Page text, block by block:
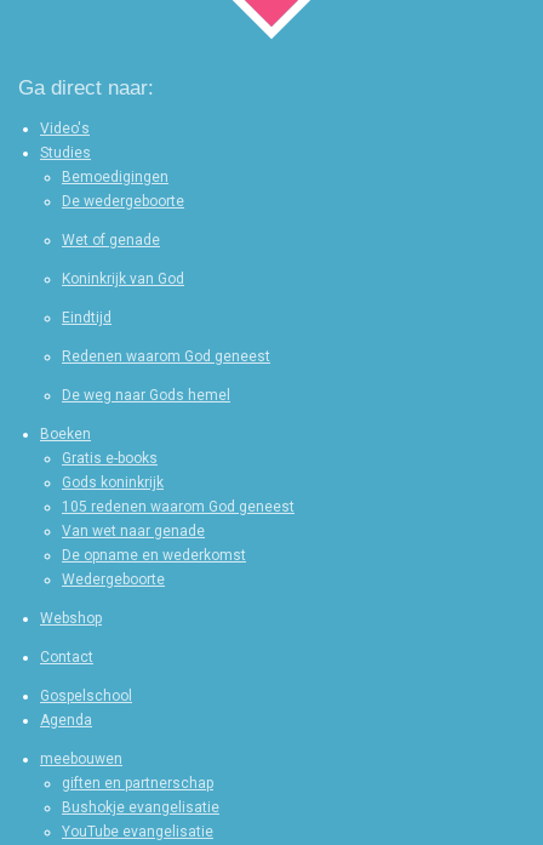
Ga direct naar:
Video's
Studies
Bemoedigingen
De wedergeboorte
Wet of genade
Koninkrijk van God
Eindtijd
Redenen waarom God geneest
De weg naar Gods hemel
Boeken
Gratis e-books
Gods koninkrijk
105 redenen waarom God geneest
Van wet naar genade
De opname en wederkomst
Wedergeboorte
Webshop
Contact
Gospelschool
Agenda
meebouwen
giften en partnerschap
Bushokje evangelisatie
YouTube evangelisatie